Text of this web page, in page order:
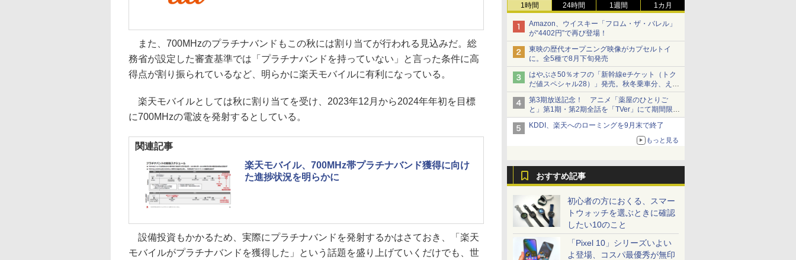
1時間 24時間 1週間 1カ月
Amazon、ウイスキー「フロム・ザ・バレル」
が“4402円”で再び登場！
東映の歴代オープニング映像がカプセルトイ
に。全5種で8月下旬発売
はやぶさ50％オフの「新幹線eチケット（トク
だ値スペシャル28）」発売。秋冬乗車分、えき
ねっと限定
第3期放送記念！ アニメ「薬屋のひとりご
と」第1期・第2期全話を「TVer」にて期間限定
で順次無料配信開始
KDDI、楽天へのローミングを9月末で終了
もっと見る
おすすめ記事
初心者の方におくる、スマー
トウォッチを選ぶときに確認
したい10のこと
「Pixel 10」シリーズいよい
よ登場、コスパ最優秀が無印
また、700MHzのプラチナバンドもこの秋には割り当てが行われる見込みだ。総
務省が設定した審査基準では「プラチナバンドを持っていない」と言った条件に高
得点が割り振られているなど、明らかに楽天モバイルに有利になっている。
楽天モバイルとしては秋に割り当てを受け、2023年12月から2024年年初を目標
に700MHzの電波を発射するとしている。
関連記事
楽天モバイル、700MHz帯プラチナバンド獲得に向け
た進捗状況を明らかに
設備投資もかかるため、実際にプラチナバンドを発射するかはさておき、「楽天
モバイルがプラチナバンドを獲得した」という話題を盛り上げていくだけでも、世